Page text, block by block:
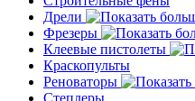
Дрели
Фрезеры
Клеевые пистолеты
Краскопульты
Реноваторы
Степлеры